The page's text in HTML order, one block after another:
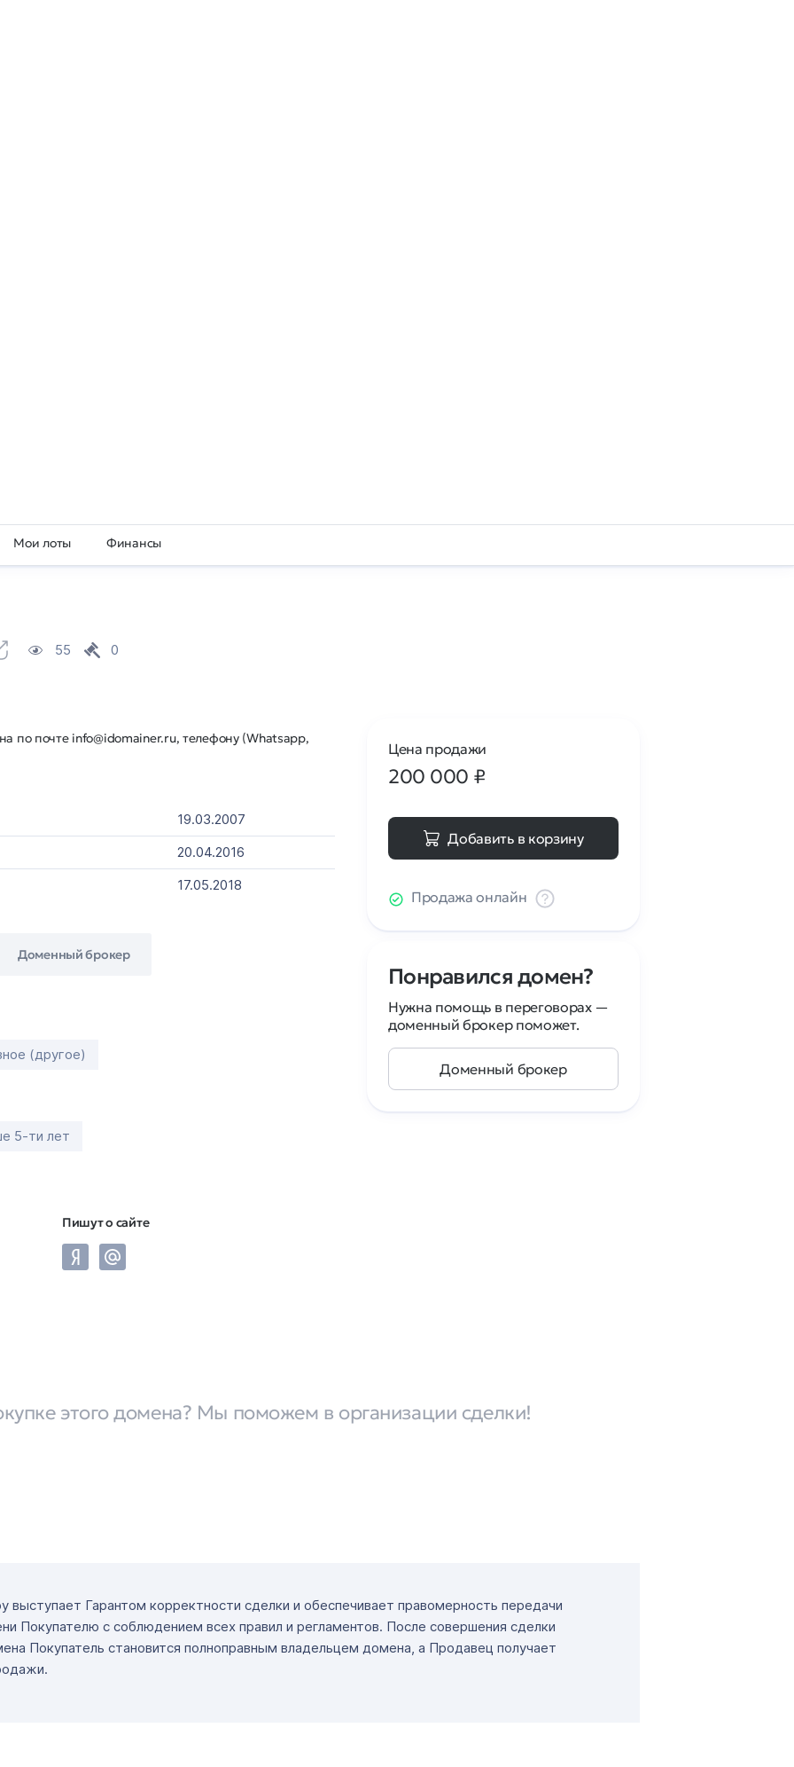
Мои лоты Финансы
55 0
по почте info@idomainer.ru, телефону (Whatsapp,
19.03.2007
20.04.2016
17.05.2018
Доменный брокер
(другое)
5-ти лет
Пишут о сайте
Цена продажи
200 000 ₽
Добавить в корзину
Продажа онлайн
Понравился домен?
Нужна помощь в переговорах —
доменный брокер поможет.
Доменный брокер
этого домена? Мы поможем в организации сделки!
выступает Гарантом корректности сделки и обеспечивает правомерность передачи
Покупателю с соблюдением всех правил и регламентов. После совершения сделки
Покупатель становится полноправным владельцем домена, а Продавец получает